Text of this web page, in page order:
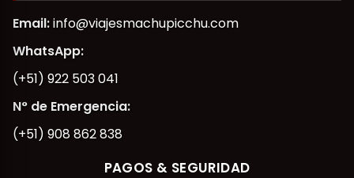
Email:info@viajesmachupicchu.com
WhatsApp:
(+51) 922 503 041
N° de Emergencia:
(+51) 908 862 838
PAGOS & SEGURIDAD